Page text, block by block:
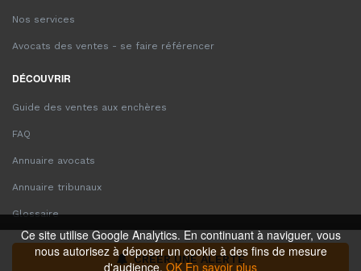
Ce site utilise Google Analytics. En continuant à naviguer, vous
nous autorisez à déposer un cookie à des fins de mesure
d'audience.OK En savoir plus
CRÉER UNE ALERTE
Nos services
Avocats des ventes - se faire référencer
DÉCOUVRIR
Guide des ventes aux enchères
FAQ
Annuaire avocats
Annuaire tribunaux
Glossaire